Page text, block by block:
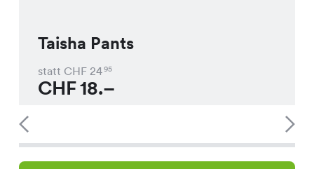
Taisha Pants
statt CHF 2495
CHF18.–